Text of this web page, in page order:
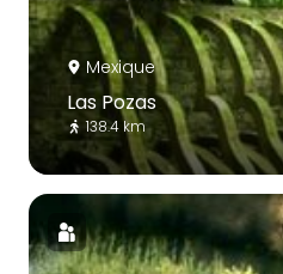
Mexique
Las Pozas
138.4 km